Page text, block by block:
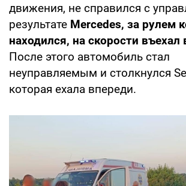
движения, не справился с
результате Mercedes, за рулем
находился, на скорости въехал
После этого автомобиль стал
неуправляемым и столкнулся
которая ехала впереди.